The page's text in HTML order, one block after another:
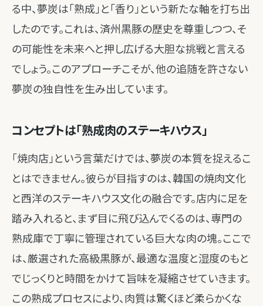
る中、夢炭は「熟成」と「香り」という新たな軸を打ち出
したのです。これは、済州黒豚の歴史を尊重しつつ、そ
の可能性を未来へと押し広げる大胆な挑戦と言える
でしょう。このアプローチこそが、他の追随を許さない
夢炭の独自性を生み出しています。
コンセプトは「熟成肉のステーキハウス」
「焼肉店」という言葉だけでは、夢炭の本質を捉えるこ
とはできません。彼らが目指すのは、韓国の焼肉文化
と西洋のステーキハウス文化の融合です。店内に足を
踏み入れると、まず目に飛び込んでくるのは、専門の
熟成庫で丁寧に管理されている巨大な肉の塊。ここで
は、厳選された高級黒豚が、最適な温度と湿度のもと
でじっくりと時間をかけて旨味を凝縮させていきます。
この熟成プロセスにより、肉質は驚くほど柔らかくな